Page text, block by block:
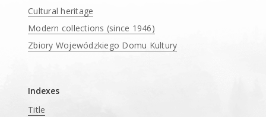
Cultural heritage
Modern collections (since 1946)
Zbiory Wojewódzkiego Domu Kultury
Indexes
Title